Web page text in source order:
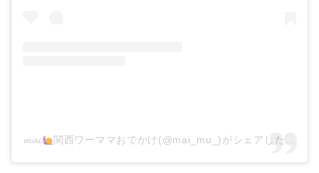
𝓶𝓪𝓲 関西ワーママおでかけ(@mai_mu_)がシェアした投稿